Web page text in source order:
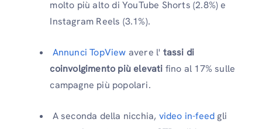
molto più alto di YouTube Shorts (2.8%) e
Instagram Reels (3.1%).
Annunci TopView avere l' tassi di
coinvolgimento più elevati fino al 17% sulle
campagne più popolari.
A seconda della nicchia, video in-feedgli